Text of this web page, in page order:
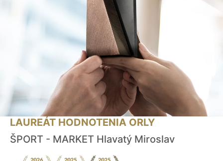
LAUREÁT HODNOTENIA ORLY
ŠPORT - MARKET Hlavatý Miroslav